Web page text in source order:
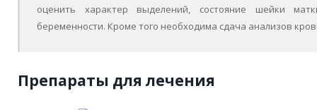
оценить характер выделений, состояние шейки
беременности. Кроме того необходима сдача анализов
Препараты для лечения